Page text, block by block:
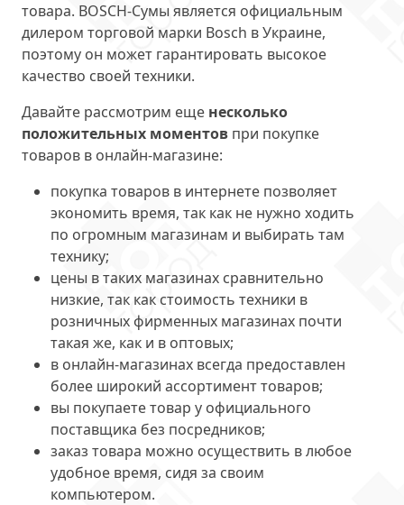
товара. BOSCH-Сумы является официальным
дилером торговой марки Bosch в Украине,
поэтому он может гарантировать высокое
качество своей техники.
Давайте рассмотрим еще несколько
положительных моментов при покупке
товаров в онлайн-магазине:
покупка товаров в интернете позволяет
экономить время, так как не нужно ходить
по огромным магазинам и выбирать там
технику;
цены в таких магазинах сравнительно
низкие, так как стоимость техники в
розничных фирменных магазинах почти
такая же, как и в оптовых;
в онлайн-магазинах всегда предоставлен
более широкий ассортимент товаров;
вы покупаете товар у официального
поставщика без посредников;
заказ товара можно осуществить в любое
удобное время, сидя за своим
компьютером.